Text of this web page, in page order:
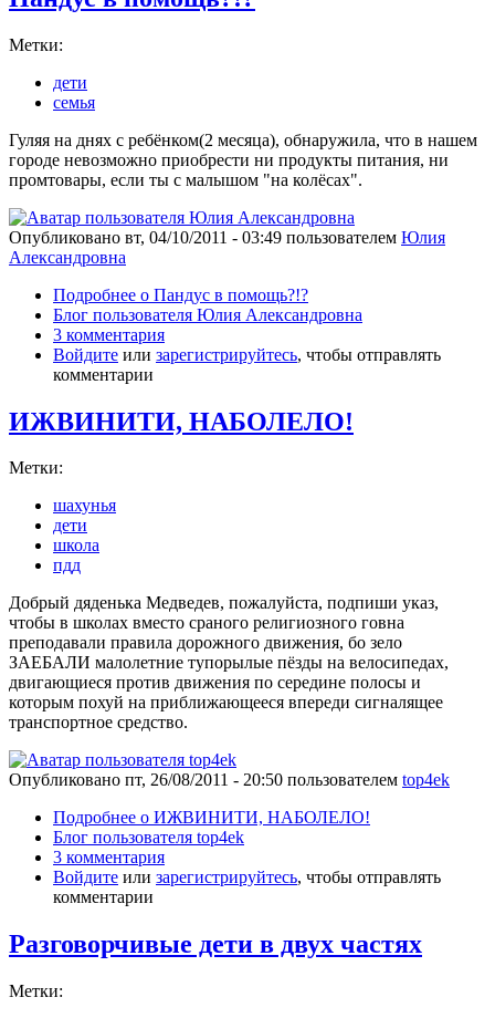
Метки:
дети
семья
Гуляя на днях с ребёнком(2 месяца), обнаружила, что в нашем
городе невозможно приобрести ни продукты питания, ни
промтовары, если ты с малышом "на колёсах".
Опубликовано вт, 04/10/2011 - 03:49 пользователем Юлия
Александровна
Подробнее о Пандус в помощь?!?
Блог пользователя Юлия Александровна
3 комментария
Войдите или зарегистрируйтесь, чтобы отправлять
комментарии
ИЖВИНИТИ, НАБОЛЕЛО!
Метки:
шахунья
дети
школа
пдд
Добрый дяденька Медведев, пожалуйста, подпиши указ,
чтобы в школах вместо сраного религиозного говна
преподавали правила дорожного движения, бо зело
ЗАЕБАЛИ малолетние тупорылые пёзды на велосипедах,
двигающиеся против движения по середине полосы и
которым похуй на приближающееся впереди сигналящее
транспортное средство.
Опубликовано пт, 26/08/2011 - 20:50 пользователем top4ek
Подробнее о ИЖВИНИТИ, НАБОЛЕЛО!
Блог пользователя top4ek
3 комментария
Войдите или зарегистрируйтесь, чтобы отправлять
комментарии
Разговорчивые дети в двух частях
Метки: